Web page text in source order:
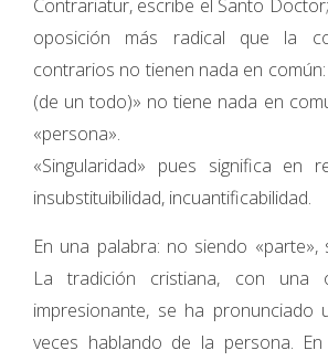
Contrariatur, escribe el Santo
oposición más radical que la
contrarios no tienen nada en
(de un todo)» no tiene nada en
«persona».
«Singularidad» pues significa en
insubstituibilidad, incuantificabilidad.
En una palabra: no siendo «parte»,
La tradición cristiana, con una
impresionante, se ha pronunciado
veces hablando de la persona.